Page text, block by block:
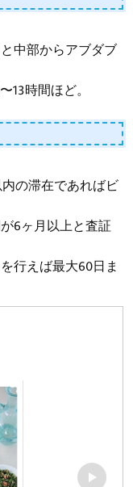
中部からアブダブ
13時間ほど。
の滞在であればビ
6ヶ月以上と査証
行えば最大60日ま